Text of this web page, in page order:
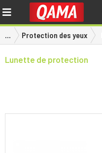
... Protection des yeux
Lunette de protection